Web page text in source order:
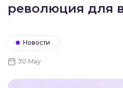
революция для
Новости
30 May